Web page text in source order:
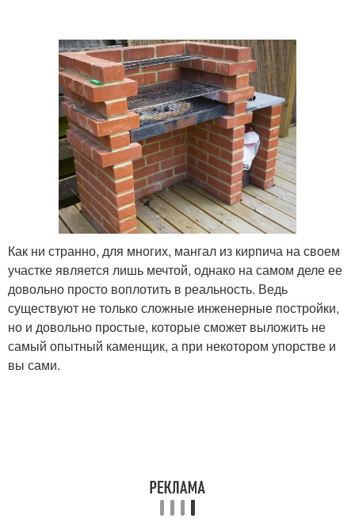
Как ни странно, для многих, мангал из кирпича на своем
участке является лишь мечтой, однако на самом деле ее
довольно просто воплотить в реальность. Ведь
существуют не только сложные инженерные постройки,
но и довольно простые, которые сможет выложить не
самый опытный каменщик, а при некотором упорстве и
вы сами.